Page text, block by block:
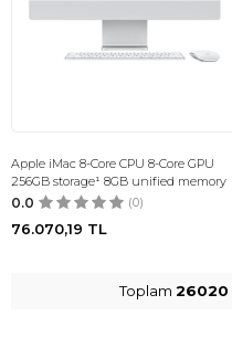
Apple iMac 8-Core CPU 8-Core GPU
256GB storage¹ 8GB unified memory
0.0 (0)
76.070,19 TL
Toplam 26020